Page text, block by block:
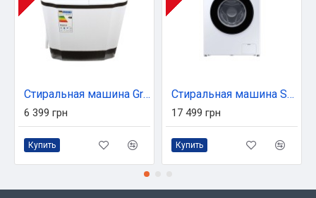
Стиральная машина Grunhelm GWF-WS601W
6 399 грн
Купить
Стиральная машина Samsung WW80FG3M05AWLF
17 499 грн
Купить